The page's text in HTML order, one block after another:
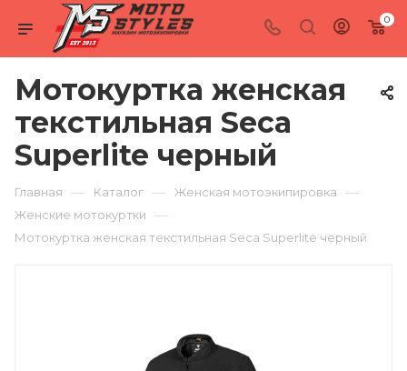
0
Мотокуртка женская
текстильная Seca
Superlite черный
Главная — Каталог — Женская мотоэкипировка —
Женские мотокуртки —
Мотокуртка женская текстильная Seca Superlite черный